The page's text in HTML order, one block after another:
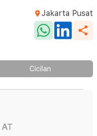
Jakarta Pusat
Cicilan
AT